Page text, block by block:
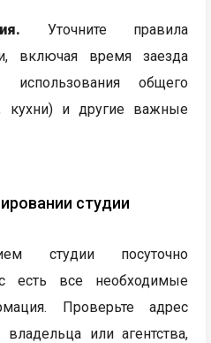
Уточните правила
включая время заезда
общего
кухни) и другие важные
студии
студии посуточно
есть все необходимые
Проверьте адрес
или агентства,